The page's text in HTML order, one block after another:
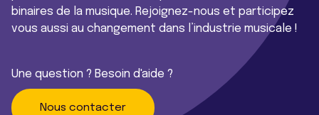
binaires de la musique. Rejoignez-nous et participez
vous aussi au changement dans l’industrie musicale !
Une question ? Besoin d'aide ?
Nous contacter